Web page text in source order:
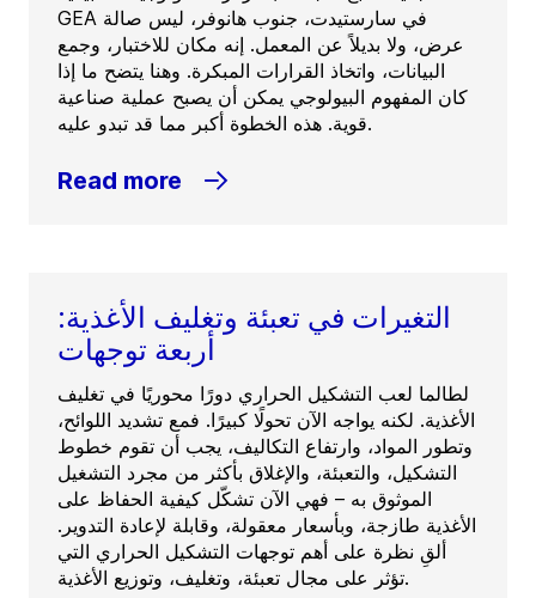
GEA في سارستيدت، جنوب هانوفر، ليس صالة
عرض، ولا بديلاً عن المعمل. إنه مكان للاختبار، وجمع
البيانات، واتخاذ القرارات المبكرة. وهنا يتضح ما إذا
كان المفهوم البيولوجي يمكن أن يصبح عملية صناعية
قوية. هذه الخطوة أكبر مما قد تبدو عليه.
Read more
التغيرات في تعبئة وتغليف الأغذية:
أربعة توجهات
لطالما لعب التشكيل الحراري دورًا محوريًا في تغليف
الأغذية. لكنه يواجه الآن تحولًا كبيرًا. فمع تشديد اللوائح،
وتطور المواد، وارتفاع التكاليف، يجب أن تقوم خطوط
التشكيل، والتعبئة، والإغلاق بأكثر من مجرد التشغيل
الموثوق به – فهي الآن تشكّل كيفية الحفاظ على
الأغذية طازجة، وبأسعار معقولة، وقابلة لإعادة التدوير.
ألقِ نظرة على أهم توجهات التشكيل الحراري التي
تؤثر على مجال تعبئة، وتغليف، وتوزيع الأغذية.